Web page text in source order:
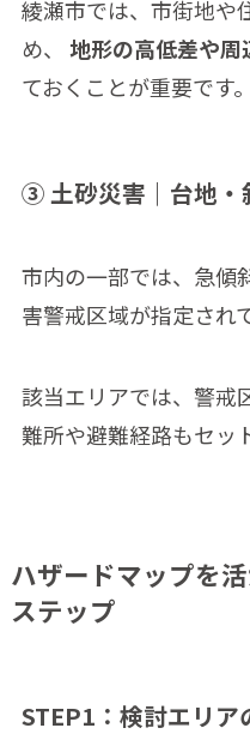
綾瀬市では、市街地や
め、 地形の高低差や周
ておくことが重要です。
③ 土砂災害｜台地・
市内の一部では、急傾
害警戒区域が指定され
該当エリアでは、警戒
難所や避難経路もセッ
ハザードマップを
ステップ
STEP1：検討エリ